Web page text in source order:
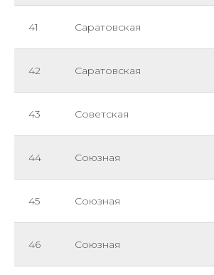
41 Саратовская
42 Саратовская
43 Советская
44 Союзная
45 Союзная
46 Союзная